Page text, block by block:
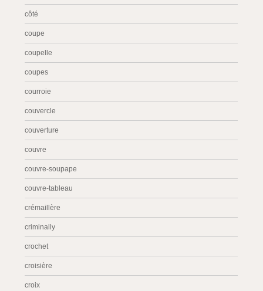
côté
coupe
coupelle
coupes
courroie
couvercle
couverture
couvre
couvre-soupape
couvre-tableau
crémaillère
criminally
crochet
croisière
croix